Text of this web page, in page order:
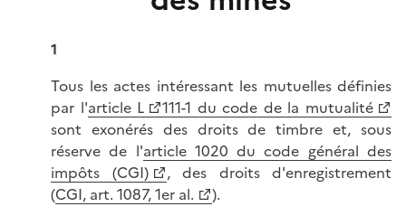
1
Tous les actes intéressant les mutuelles définies
par l'article L
111-1 du code de la mutualité
sont exonérés des droits de timbre et, sous
réserve de l'article 1020 du code général des
impôts (CGI)
, des droits d'enregistrement
(CGI, art. 1087, 1er al.
).